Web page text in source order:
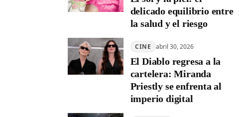
delicado equilibrio entre
la salud y el riesgo
CINE abril 30, 2026
El Diablo regresa a la
cartelera: Miranda
Priestly se enfrenta al
imperio digital